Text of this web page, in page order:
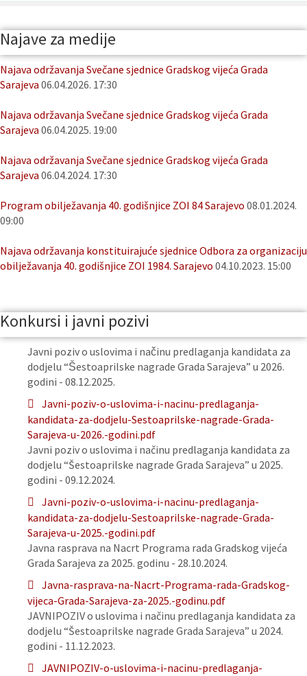
Najave za medije
Najava održavanja Svečane sjednice Gradskog vijeća Grada
Sarajeva 06.04.2026. 17:30
Najava održavanja Svečane sjednice Gradskog vijeća Grada
Sarajeva 06.04.2025. 19:00
Najava održavanja Svečane sjednice Gradskog vijeća Grada
Sarajeva 06.04.2024. 17:30
Program obilježavanja 40. godišnjice ZOI 84 Sarajevo 08.01.2024.
09:00
Najava održavanja konstituirajuće sjednice Odbora za organizaciju
obilježavanja 40. godišnjice ZOI 1984. Sarajevo 04.10.2023. 15:00
Konkursi i javni pozivi
Javni poziv o uslovima i načinu predlaganja kandidata za
dodjelu “Šestoaprilske nagrade Grada Sarajeva” u 2026.
godini - 08.12.2025.
Javni-poziv-o-uslovima-i-nacinu-predlaganja-
kandidata-za-dodjelu-Sestoaprilske-nagrade-Grada-
Sarajeva-u-2026.-godini.pdf
Javni poziv o uslovima i načinu predlaganja kandidata za
dodjelu “Šestoaprilske nagrade Grada Sarajeva” u 2025.
godini - 09.12.2024.
Javni-poziv-o-uslovima-i-nacinu-predlaganja-
kandidata-za-dodjelu-Sestoaprilske-nagrade-Grada-
Sarajeva-u-2025.-godini.pdf
Javna rasprava na Nacrt Programa rada Gradskog vijeća
Grada Sarajeva za 2025. godinu - 28.10.2024.
Javna-rasprava-na-Nacrt-Programa-rada-Gradskog-
vijeca-Grada-Sarajeva-za-2025.-godinu.pdf
JAVNIPOZIV o uslovima i načinu predlaganja kandidata za
dodjelu “Šestoaprilske nagrade Grada Sarajeva” u 2024.
godini - 11.12.2023.
JAVNIPOZIV-o-uslovima-i-nacinu-predlaganja-